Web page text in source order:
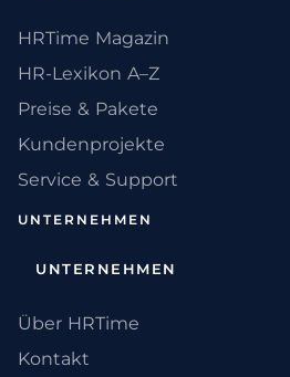
HRTime Magazin
HR-Lexikon A–Z
Preise & Pakete
Kundenprojekte
Service & Support
UNTERNEHMEN
UNTERNEHMEN
Über HRTime
Kontakt